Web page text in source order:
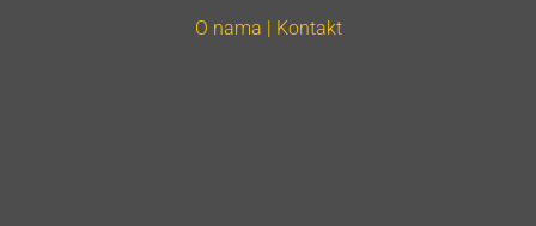
O nama | Kontakt